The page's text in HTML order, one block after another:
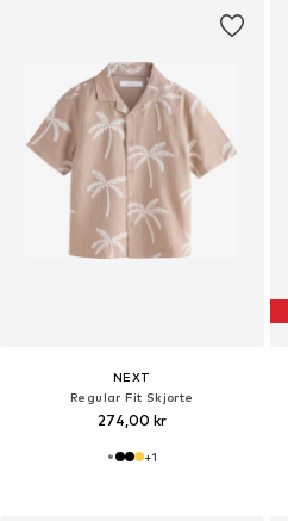
NEXT
Regular Fit Skjorte
274,00 kr
+1